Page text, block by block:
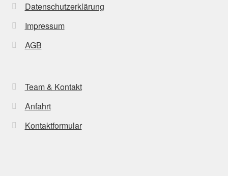
Datenschutzerklärung
Impressum
AGB
Team & Kontakt
Anfahrt
Kontaktformular